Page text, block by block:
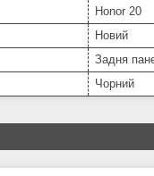
Honor 20
Новий
Задня
Чорний